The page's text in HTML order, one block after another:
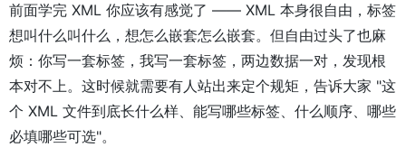
前面学完 XML 你应该有感觉了 —— XML 本身很自由，标签
想叫什么叫什么，想怎么嵌套怎么嵌套。但自由过头了也麻
烦：你写一套标签，我写一套标签，两边数据一对，发现根
本对不上。这时候就需要有人站出来定个规矩，告诉大家 "这
个 XML 文件到底长什么样、能写哪些标签、什么顺序、哪些
必填哪些可选"。